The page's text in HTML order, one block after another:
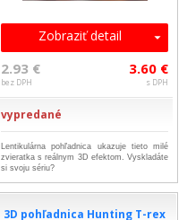
Zobraziť detail
2.93 €
bez DPH
3.60 €
s DPH
vypredané
Lentikulárna pohľadnica ukazuje tieto milé
zvieratka s reálnym 3D efektom. Vyskladáte
si svoju sériu?
3D pohľadnica Hunting T-rex